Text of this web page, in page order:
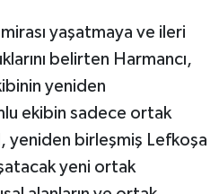
yaşatmaya ve ileri
belirten Harmancı,
yeniden
ekibin sadece ortak
yeniden birleşmiş Lefkoşa
yeni ortak